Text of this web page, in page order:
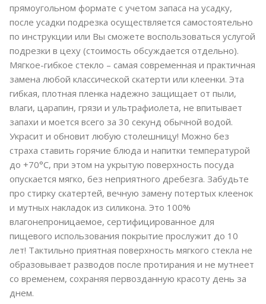
прямоугольном формате с учетом запаса на усадку,
после усадки подрезка осуществляется самостоятельно
по инструкции или Вы сможете воспользоваться услугой
подрезки в цеху (стоимость обсуждается отдельно).
Мягкое-гибкое стекло – самая современная и практичная
замена любой классической скатерти или клеенки. Эта
гибкая, плотная пленка надежно защищает от пыли,
влаги, царапин, грязи и ультрафиолета, не впитывает
запахи и моется всего за 30 секунд обычной водой.
Украсит и обновит любую столешницу! Можно без
страха ставить горячие блюда и напитки температурой
до +70°C, при этом на укрытую поверхность посуда
опускается мягко, без неприятного дребезга. Забудьте
про стирку скатертей, вечную замену потертых клеенок
и мутных накладок из силикона. Это 100%
влагонепроницаемое, сертифицированное для
пищевого использования покрытие прослужит до 10
лет! Тактильно приятная поверхность мягкого стекла не
образовывает разводов после протирания и не мутнеет
со временем, сохраняя первозданную красоту день за
днем.